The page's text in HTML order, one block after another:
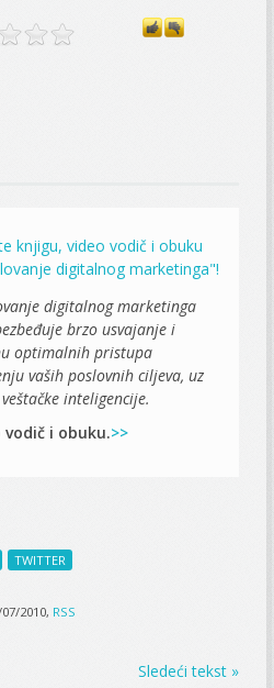
knjigu, video vodič i obuku
digitalnog marketinga"!
digitalnog marketinga
brzo usvajanje i
optimalnih pristupa
vaših poslovnih ciljeva, uz
inteligencije.
i obuku.>>
TWITTER
2010, RSS
Sledeći tekst »